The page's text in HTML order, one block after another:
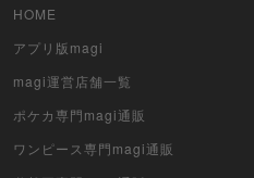
ポケカ（未開封パック）
遊戯王（未開封パック）
デュエル・マスターズ
マジック：ザ・ギャザリン
HOME
アプリ版magi
magi運営店舗一覧
ポケカ専門magi通販
ワンピース専門magi通販